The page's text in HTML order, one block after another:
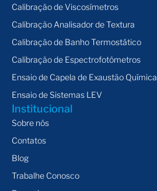
Calibração de Viscosímetros
Calibração Analisador de Textura
Calibração de Banho Termostático
Calibração de Espectrofotômetros
Ensaio de Capela de Exaustão Química
Ensaio de Sistemas LEV
Institucional
Sobre nós
Contatos
Blog
Trabalhe Conosco